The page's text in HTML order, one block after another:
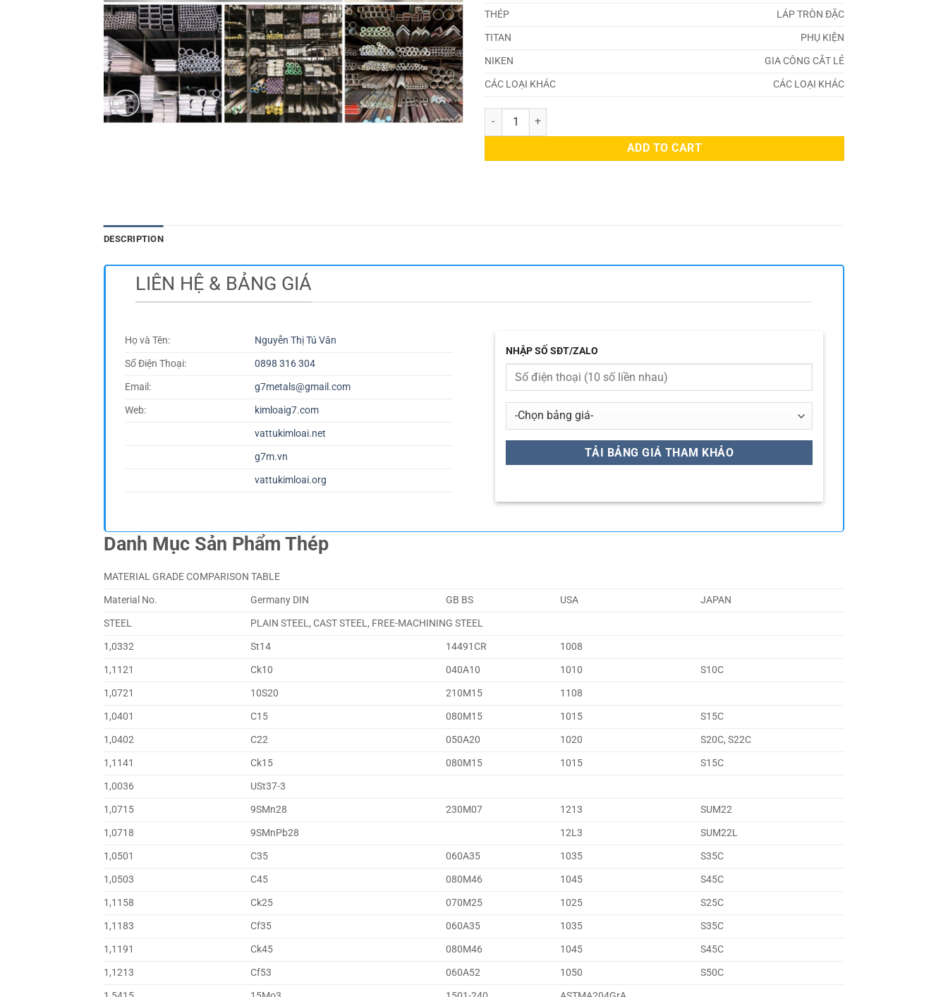
THÉP
LÁP TRÒN ĐẶC
TITAN
PHỤ KIỆN
NIKEN
GIA CÔNG CẮT LẺ
CÁC LOẠI KHÁC
CÁC LOẠI KHÁC
Thép SCM420H quantity
ADD TO CART
DESCRIPTION
LIÊN HỆ & BẢNG GIÁ
Họ và Tên:
Nguyễn Thị Tú Vân
Số Điện Thoại:
0898 316 304
Email:
g7metals@gmail.com
Web:
kimloaig7.com
vattukimloai.net
g7m.vn
vattukimloai.org
NHẬP SỐ SĐT/ZALO
Danh Mục Sản Phẩm Thép
MATERIAL GRADE COMPARISON TABLE
Material No.
Germany DIN GB BS USA
JAPAN
STEEL
PLAIN STEEL, CAST STEEL, FREE-MACHINING STEEL
1,0332
St14 14491CR
1008
1,1121
Ck10 040A10 1010
S10C
1,0721
10S20 210M15
1108
1,0401
C15 080M15 1015
S15C
1,0402
C22 050A20 1020
S20C, S22C
1,1141
Ck15 080M15 1015
S15C
1,0036
USt37-3
1,0715
9SMn28 230M07 1213
SUM22
1,0718
9SMnPb28 12L3
SUM22L
1,0501
C35 060A35 1035
S35C
1,0503
C45 080M46 1045
S45C
1,1158
Ck25 070M25 1025
S25C
1,1183
Cf35 060A35 1035
S35C
1,1191
Ck45 080M46 1045
S45C
1,1213
Cf53 060A52 1050
S50C